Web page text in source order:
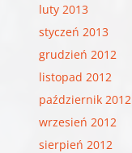
luty 2013
styczeń 2013
grudzień 2012
listopad 2012
październik 2012
wrzesień 2012
sierpień 2012